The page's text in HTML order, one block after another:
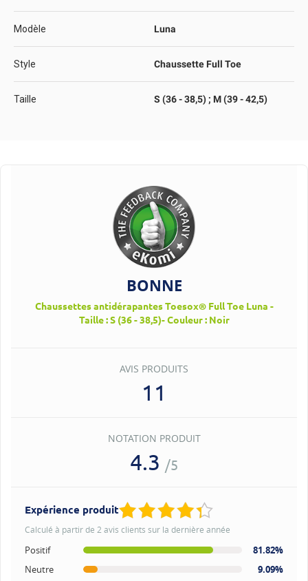
Modèle Luna
Style Chaussette Full Toe
Taille S (36 - 38,5) ; M (39 - 42,5)
BONNE
Chaussettes antidérapantes Toesox® Full Toe Luna -
Taille : S (36 - 38,5)- Couleur : Noir
AVIS PRODUITS
11
NOTATION PRODUIT
4.3 /5
Expérience produit
Calculé à partir de 2 avis clients sur la dernière année
Positif
81.82%
Neutre
9.09%